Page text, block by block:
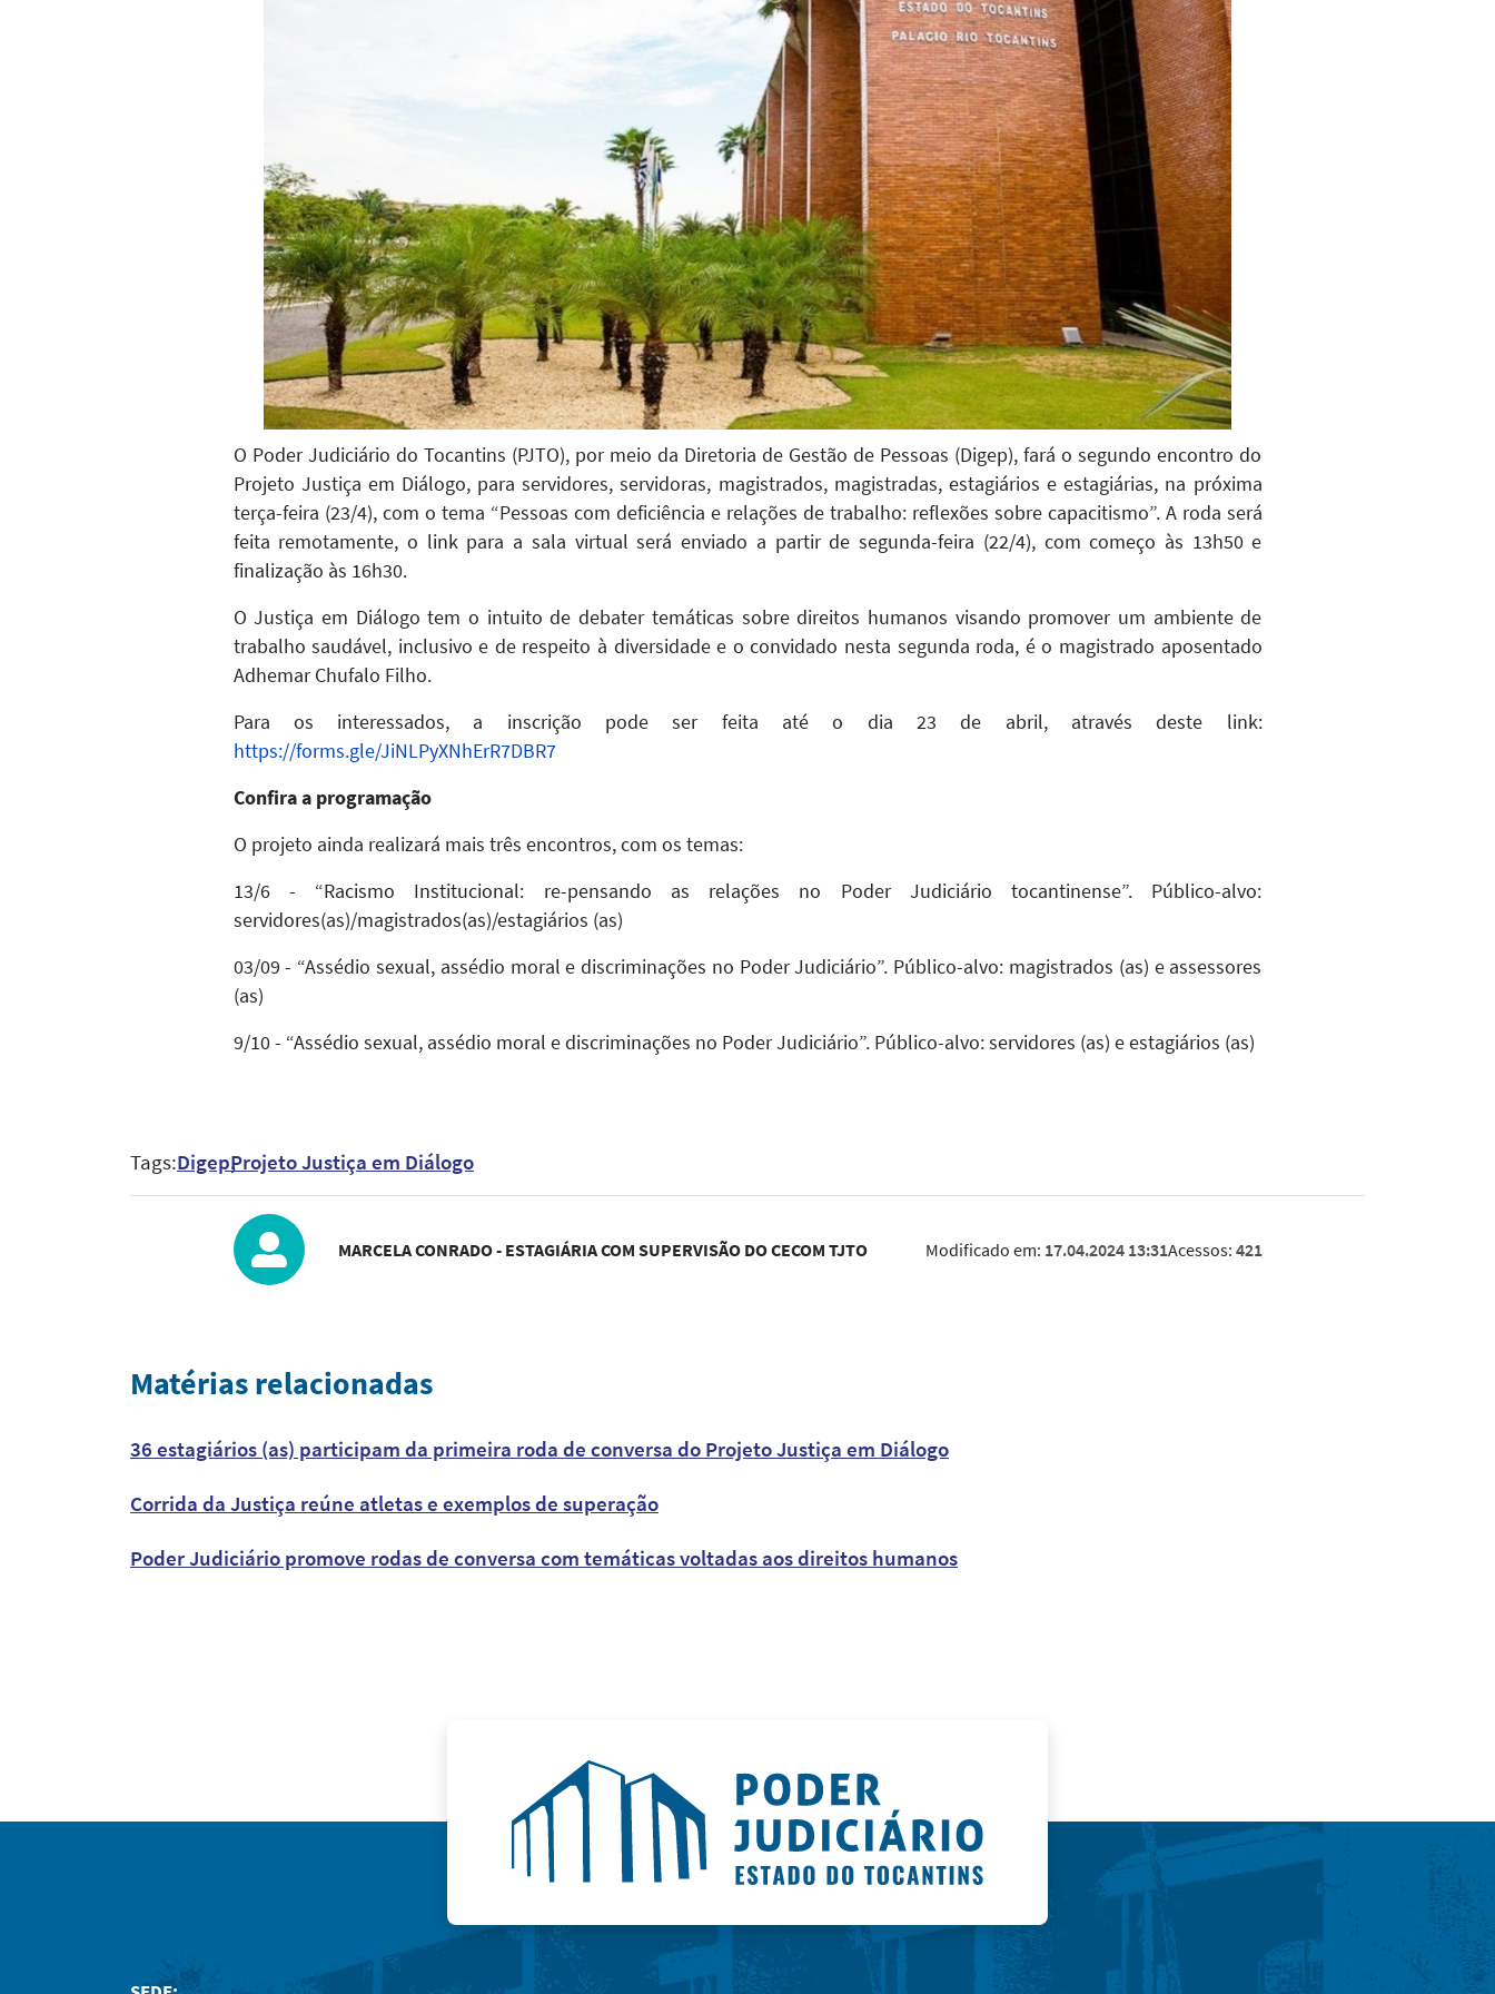
O Poder Judiciário do Tocantins (PJTO), por meio da Diretoria de Gestão de Pessoas (Digep), fará o segundo encontro do
Projeto Justiça em Diálogo, para servidores, servidoras, magistrados, magistradas, estagiários e estagiárias, na próxima
terça-feira (23/4), com o tema “Pessoas com deficiência e relações de trabalho: reflexões sobre capacitismo”. A roda será
feita remotamente, o link para a sala virtual será enviado a partir de segunda-feira (22/4), com começo às 13h50 e
finalização às 16h30.
O Justiça em Diálogo tem o intuito de debater temáticas sobre direitos humanos visando promover um ambiente de
trabalho saudável, inclusivo e de respeito à diversidade e o convidado nesta segunda roda, é o magistrado aposentado
Adhemar Chufalo Filho.
Para os interessados, a inscrição pode ser feita até o dia 23 de abril, através deste link:
https://forms.gle/JiNLPyXNhErR7DBR7
Confira a programação
O projeto ainda realizará mais três encontros, com os temas:
13/6 - “Racismo Institucional: re-pensando as relações no Poder Judiciário tocantinense”. Público-alvo:
servidores(as)/magistrados(as)/estagiários (as)
03/09 - “Assédio sexual, assédio moral e discriminações no Poder Judiciário”. Público-alvo: magistrados (as) e assessores
(as)
9/10 - “Assédio sexual, assédio moral e discriminações no Poder Judiciário”. Público-alvo: servidores (as) e estagiários (as)
Tags:DigepProjeto Justiça em Diálogo
MARCELA CONRADO - ESTAGIÁRIA COM SUPERVISÃO DO CECOM TJTO Modificado em: 17.04.2024 13:31Acessos: 421
Matérias relacionadas
36 estagiários (as) participam da primeira roda de conversa do Projeto Justiça em Diálogo
Corrida da Justiça reúne atletas e exemplos de superação
Poder Judiciário promove rodas de conversa com temáticas voltadas aos direitos humanos